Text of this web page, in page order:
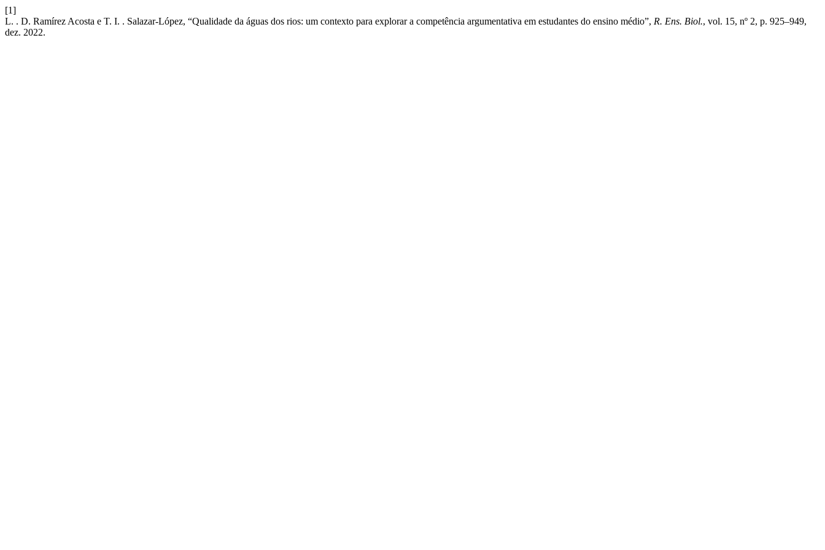
[1]
L. . D. Ramírez Acosta e T. I. . Salazar-López, “Qualidade da águas dos rios: um contexto para explorar a competência argumentativa em estudantes do ensino médio”, R. Ens. Biol., vol. 15, nº 2, p. 925–949,
dez. 2022.